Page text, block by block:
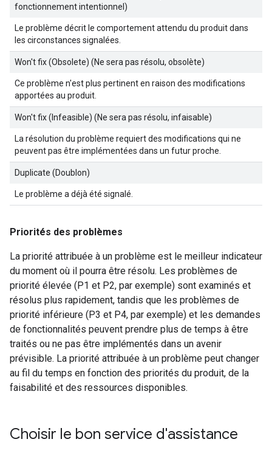
fonctionnement intentionnel)
Le problème décrit le comportement attendu du produit dans
les circonstances signalées.
Won't fix (Obsolete) (Ne sera pas résolu, obsolète)
Ce problème n'est plus pertinent en raison des modifications
apportées au produit.
Won't fix (Infeasible) (Ne sera pas résolu, infaisable)
La résolution du problème requiert des modifications qui ne
peuvent pas être implémentées dans un futur proche.
Duplicate (Doublon)
Le problème a déjà été signalé.
Priorités des problèmes
La priorité attribuée à un problème est le meilleur indicateur
du moment où il pourra être résolu. Les problèmes de
priorité élevée (P1 et P2, par exemple) sont examinés et
résolus plus rapidement, tandis que les problèmes de
priorité inférieure (P3 et P4, par exemple) et les demandes
de fonctionnalités peuvent prendre plus de temps à être
traités ou ne pas être implémentés dans un avenir
prévisible. La priorité attribuée à un problème peut changer
au fil du temps en fonction des priorités du produit, de la
faisabilité et des ressources disponibles.
Choisir le bon service d'assistance